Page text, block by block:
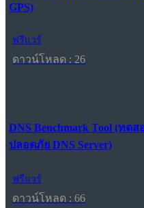
GPS)
ฟรีแวร์
ดาวน์โหลด : 26
DNS Benchmark Tool (ทด
ปลอดภัย DNS Server)
ฟรีแวร์
ดาวน์โหลด : 66